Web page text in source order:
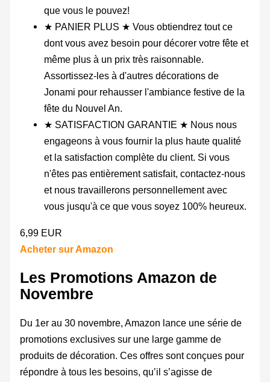
que vous le pouvez!
★ PANIER PLUS ★ Vous obtiendrez tout ce
dont vous avez besoin pour décorer votre fête et
même plus à un prix très raisonnable.
Assortissez-les à d'autres décorations de
Jonami pour rehausser l'ambiance festive de la
fête du Nouvel An.
★ SATISFACTION GARANTIE ★ Nous nous
engageons à vous fournir la plus haute qualité
et la satisfaction complète du client. Si vous
n'êtes pas entièrement satisfait, contactez-nous
et nous travaillerons personnellement avec
vous jusqu'à ce que vous soyez 100% heureux.
6,99 EUR
Acheter sur Amazon
Les Promotions Amazon de
Novembre
Du 1er au 30 novembre, Amazon lance une série de
promotions exclusives sur une large gamme de
produits de décoration. Ces offres sont conçues pour
répondre à tous les besoins, qu’il s’agisse de